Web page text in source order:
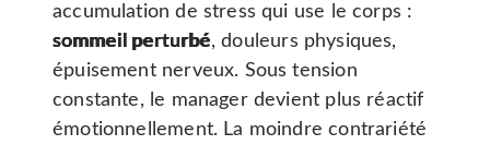
accumulation de stress qui use le corps :
sommeil perturbé, douleurs physiques,
épuisement nerveux. Sous tension
constante, le manager devient plus réactif
émotionnellement. La moindre contrariété